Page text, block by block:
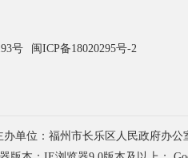
号 闽ICP备18020295号-2
办单位：福州市长乐区人民政府办公